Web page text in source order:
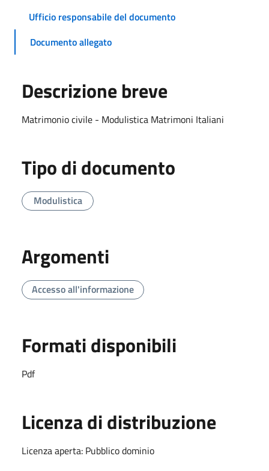
Ufficio responsabile del documento
Documento allegato
Descrizione breve
Matrimonio civile - Modulistica Matrimoni Italiani
Tipo di documento
Modulistica
Argomenti
Accesso all'informazione
Formati disponibili
Pdf
Licenza di distribuzione
Licenza aperta: Pubblico dominio